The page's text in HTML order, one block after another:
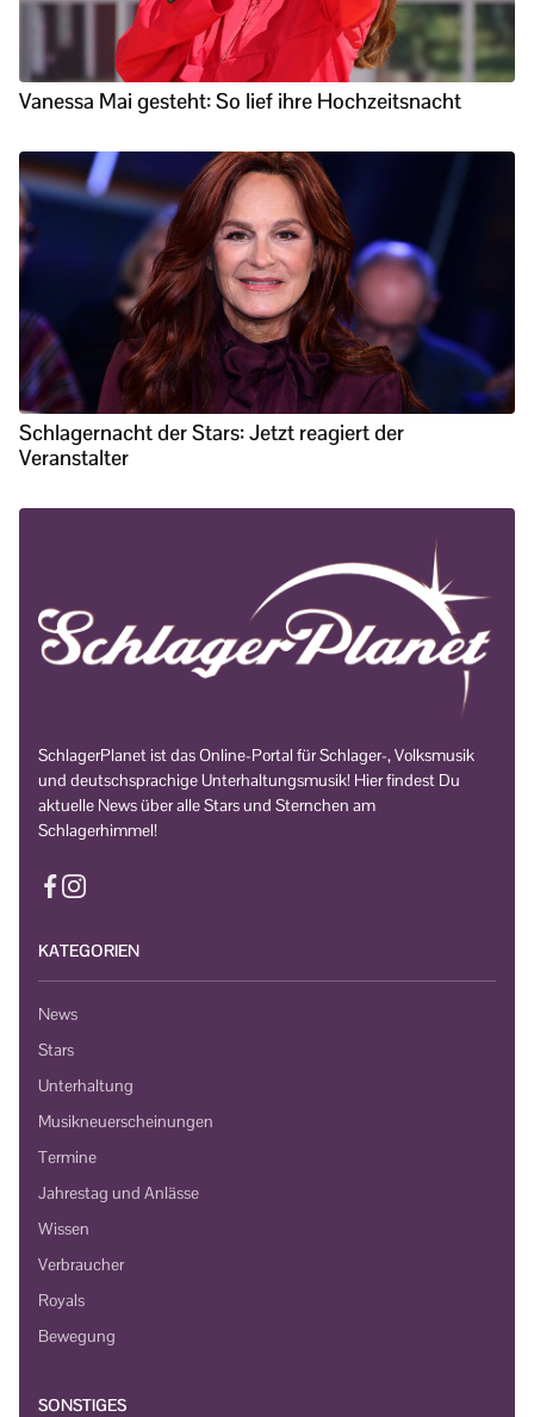
Vanessa Mai gesteht: So lief ihre Hochzeitsnacht
Schlagernacht der Stars: Jetzt reagiert der
Veranstalter
SchlagerPlanet ist das Online-Portal für Schlager-, Volksmusik
und deutschsprachige Unterhaltungsmusik! Hier findest Du
aktuelle News über alle Stars und Sternchen am
Schlagerhimmel!
KATEGORIEN
News
Stars
Unterhaltung
Musikneuerscheinungen
Termine
Jahrestag und Anlässe
Wissen
Verbraucher
Royals
Bewegung
SONSTIGES